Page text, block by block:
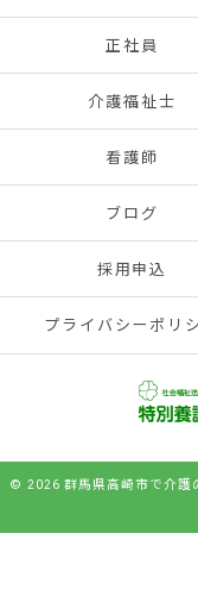
正社員
介護福祉士
看護師
ブログ
採用申込
プライバシーポリ
© 2026 群馬県高崎市で介護